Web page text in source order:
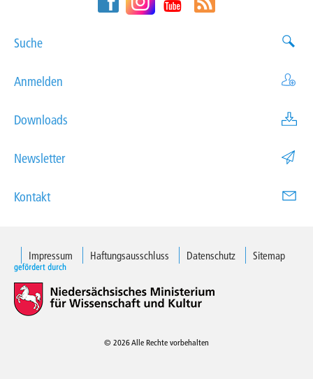
Suche
Anmelden
Downloads
Newsletter
Kontakt
Impressum Haftungsausschluss Datenschutz Sitemap
© 2026 Alle Rechte vorbehalten